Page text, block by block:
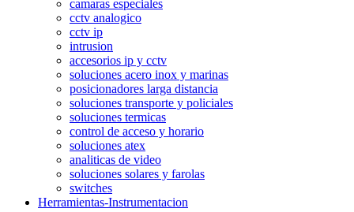
camaras especiales
cctv analogico
cctv ip
intrusion
accesorios ip y cctv
soluciones acero inox y marinas
posicionadores larga distancia
soluciones transporte y policiales
soluciones termicas
control de acceso y horario
soluciones atex
analiticas de video
soluciones solares y farolas
switches
Herramientas-Instrumentacion